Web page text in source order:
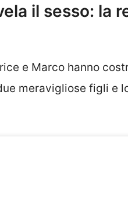
il sesso: la
e Marco hanno
meravigliose figli e